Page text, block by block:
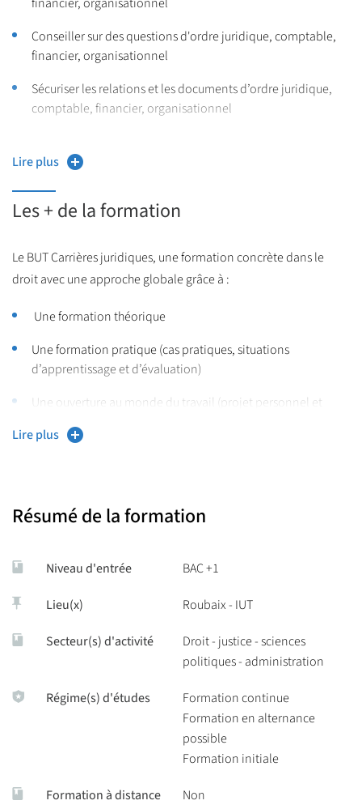
Conseiller sur des questions d'ordre juridique, comptable,
financier, organisationnel
Sécuriser les relations et les documents d’ordre juridique,
comptable, financier, organisationnel
comptable, financier, organisationnel
Lire plus
Les + de la formation
Le BUT Carrières juridiques, une formation concrète dans le
droit avec une approche globale grâce à :
Une formation théorique
Une formation pratique (cas pratiques, situations
d’apprentissage et d’évaluation)
Une ouverture au monde du travail (projet personnel et
Lire plus
Résumé de la formation
Niveau d'entrée BAC +1
Lieu(x) Roubaix - IUT
Secteur(s) d'activité
Droit - justice - sciences
politiques - administration
Régime(s) d'études
Formation continue
Formation en alternance
possible
Formation initiale
Formation à distance Non